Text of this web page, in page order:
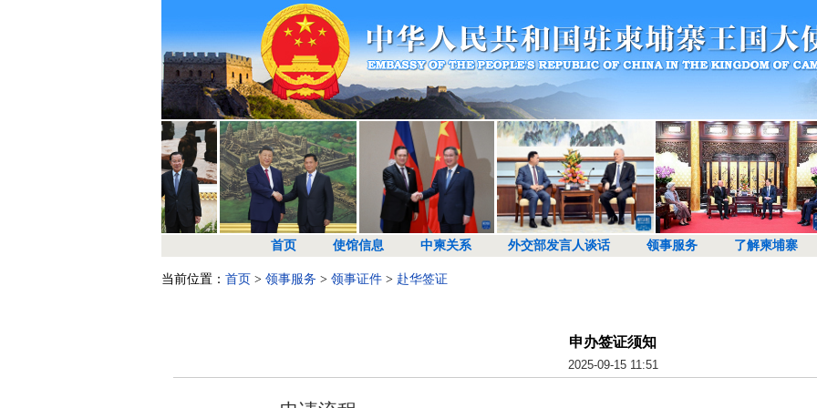
首页 使馆信息 中柬关系 外交部发言人谈话 领事服务 了解柬埔寨
当前位置： 首页 > 领事服务 > 领事证件> 赴华签证
申办签证须知
2025-09-15 11:51